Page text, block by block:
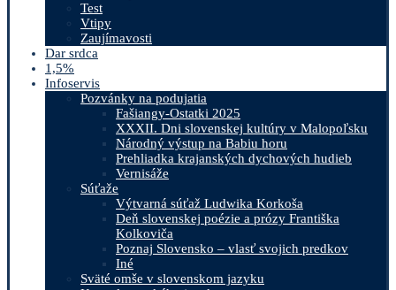
Test
Vtipy
Zaujímavosti
Dar srdca
1,5%
Infoservis
Pozvánky na podujatia
Fašiangy-Ostatki 2025
XXXII. Dni slovenskej kultúry v Malopoľsku
Národný výstup na Babiu horu
Prehliadka krajanských dychových hudieb
Vernisáže
Súťaže
Výtvarná súťaž Ludwika Korkoša
Deň slovenskej poézie a prózy Františka
Kolkoviča
Poznaj Slovensko – vlasť svojich predkov
Iné
Sväté omše v slovenskom jazyku